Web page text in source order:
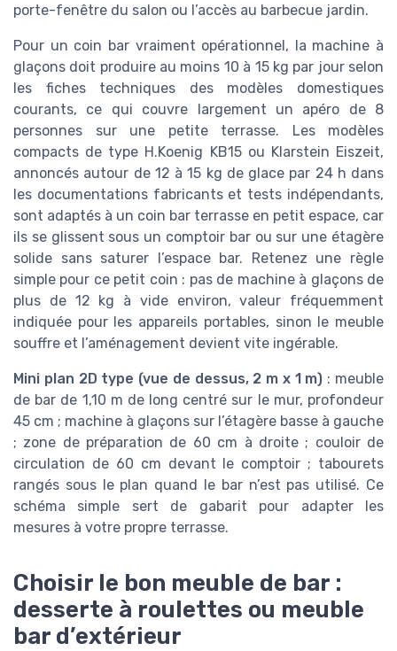
porte-fenêtre du salon ou l’accès au barbecue jardin.
Pour un coin bar vraiment opérationnel, la machine à
glaçons doit produire au moins 10 à 15 kg par jour selon
les fiches techniques des modèles domestiques
courants, ce qui couvre largement un apéro de 8
personnes sur une petite terrasse. Les modèles
compacts de type H.Koenig KB15 ou Klarstein Eiszeit,
annoncés autour de 12 à 15 kg de glace par 24 h dans
les documentations fabricants et tests indépendants,
sont adaptés à un coin bar terrasse en petit espace, car
ils se glissent sous un comptoir bar ou sur une étagère
solide sans saturer l’espace bar. Retenez une règle
simple pour ce petit coin : pas de machine à glaçons de
plus de 12 kg à vide environ, valeur fréquemment
indiquée pour les appareils portables, sinon le meuble
souffre et l’aménagement devient vite ingérable.
Mini plan 2D type (vue de dessus, 2 m x 1 m) : meuble
de bar de 1,10 m de long centré sur le mur, profondeur
45 cm ; machine à glaçons sur l’étagère basse à gauche
; zone de préparation de 60 cm à droite ; couloir de
circulation de 60 cm devant le comptoir ; tabourets
rangés sous le plan quand le bar n’est pas utilisé. Ce
schéma simple sert de gabarit pour adapter les
mesures à votre propre terrasse.
Choisir le bon meuble de bar :
desserte à roulettes ou meuble
bar d’extérieur